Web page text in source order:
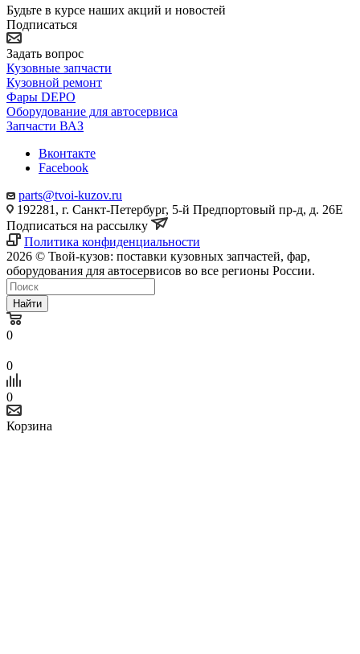
Будьте в курсе наших акций и новостей
Подписаться
Задать вопрос
Кузовные запчасти
Кузовной ремонт
Фары DEPO
Оборудование для автосервиса
Запчасти ВАЗ
Вконтакте
Facebook
parts@tvoi-kuzov.ru
192281, г. Санкт-Петербург, 5-й Предпортовый пр-д, д. 26Е
Подписаться на рассылку
Политика конфиденциальности
2026 © Твой-кузов: поставки кузовных запчастей, фар,
оборудования для автосервисов во все регионы России.
Найти
0
0
0
Корзина